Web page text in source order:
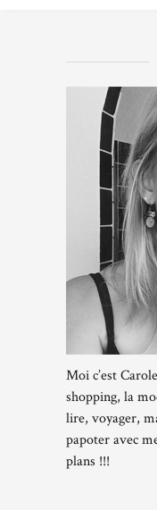
Moi c’est
shopping, la
lire, voyager,
papoter avec
plans !!!